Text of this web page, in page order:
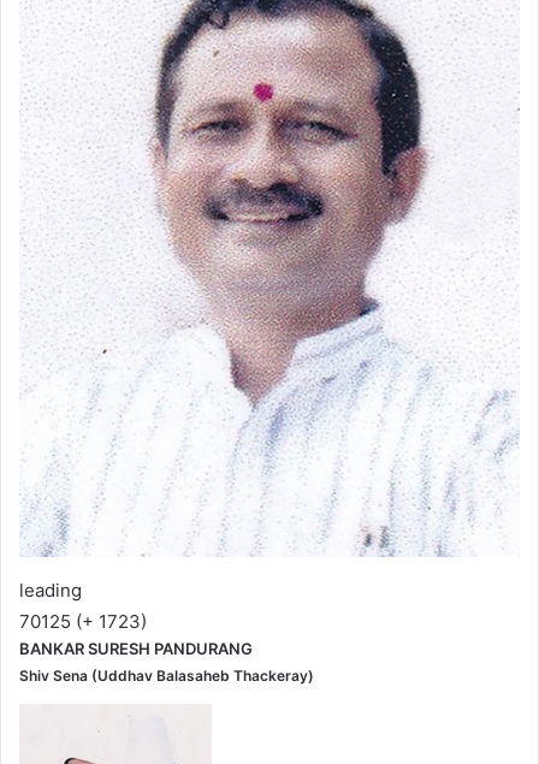
leading
70125 (+ 1723)
BANKAR SURESH PANDURANG
Shiv Sena (Uddhav Balasaheb Thackeray)